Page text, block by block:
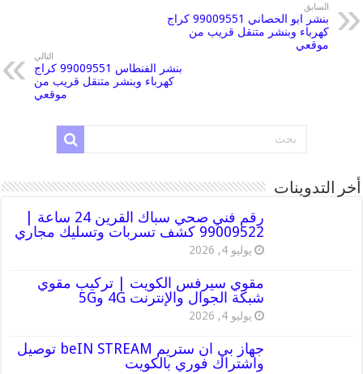
السابق
بنشر ابو الحصاني 99009551 كراج
كهرباء وبنشر متنقل قريب من
موقعي
التالي
بنشر الفنطاس 99009551 كراج
كهرباء وبنشر متنقل قريب من
موقعي
أخر التدوينات
رقم فني صحي سباك القرين 24 ساعة |
99009522 كشف تسربات وتسليك مجاري
يوليو 4, 2026
مقوي سيرفس الكويت | تركيب مقوي
شبكة الجوال والإنترنت 4G و5G
يوليو 4, 2026
جهاز بي ان ستريم beIN STREAM توصيل
واشتراك فوري بالكويت